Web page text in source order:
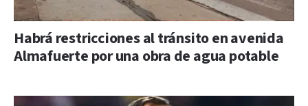
Habrá restricciones al tránsito en avenida
Almafuerte por una obra de agua potable